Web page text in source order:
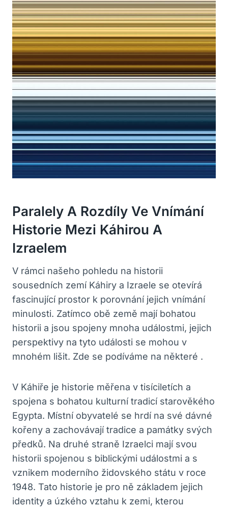
Paralely ⁢a ⁢rozdíly Ve Vnímání
Historie Mezi Káhirou A
Izraelem
V rámci našeho pohledu na historii
sousedních zemí Káhiry a Izraele se otevírá
fascinující​ prostor k porovnání jejich‍ vnímání
minulosti. Zatímco obě země mají bohatou
historii ​a jsou spojeny mnoha ⁤událostmi, jejich
perspektivy na tyto události se mohou v
mnohém lišit. Zde‍ se podíváme na některé .
V Káhiře je historie měřena v tisíciletích a
spojena‌ s bohatou kulturní tradicí starověkého‌
Egypta.‍ Místní obyvatelé se hrdí na své dávné
kořeny a ‌zachovávají tradice a památky‌ svých
předků. Na druhé straně Izraelci mají svou
historii spojenou s biblickými událostmi a s
vznikem moderního židovského státu v roce‍
1948. Tato historie‌ je pro ​ně základem jejich
identity a​ úzkého vztahu k zemi, kterou‍